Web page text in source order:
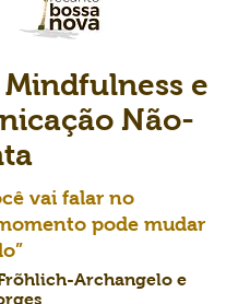
e
Não-
vai falar no
pode mudar
Archangelo e